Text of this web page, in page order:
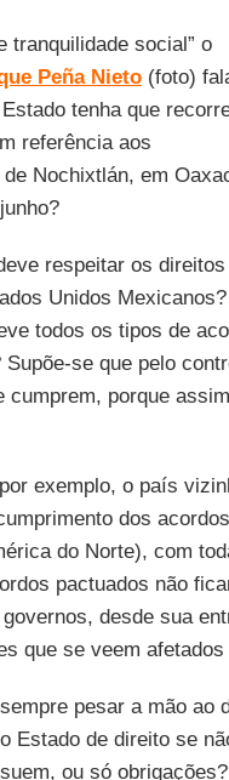
tranquilidade social” o
Peña Nieto(foto)
tenha que
referência aos
Nochixtlán, em
respeitar os
Unidos
todos os tipos de
se que pelo
cumprem, porque
exemplo, o país
dos
do Norte), com
pactuados não
desde sua
que se veem
pesar a mão
Estado de direito se
ou só